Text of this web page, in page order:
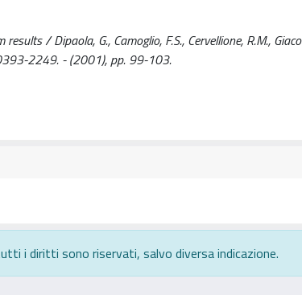
/ Dipaola, G., Camoglio, F.S., Cervellione, R.M.,
0393-2249. - (2001), pp. 99-103.
i diritti sono riservati, salvo diversa indicazione.